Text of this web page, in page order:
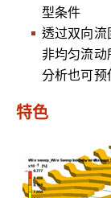
型条件
透过双向流
非均匀流
分析也可预
特色